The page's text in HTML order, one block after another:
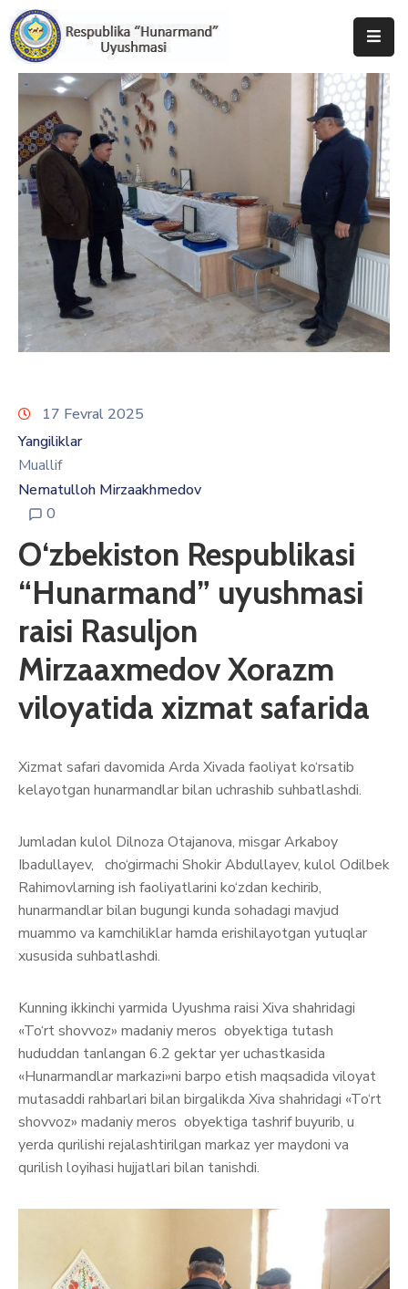
Bosh
Sahifa
Uyushma
Haqida
Tadbirlar
Milliy
Katalog
Matbuot
Xizmati
17 Fevral 2025
Yangiliklar
Muallif
Nematulloh Mirzaakhmedov
0
O‘zbekiston Respublikasi
“Hunarmand” uyushmasi
raisi Rasuljon
Mirzaaxmedov Xorazm
viloyatida xizmat safarida
Xizmat safari davomida Arda Xivada faoliyat ko‘rsatib
kelayotgan hunarmandlar bilan uchrashib suhbatlashdi.
Jumladan kulol Dilnoza Otajanova, misgar Arkaboy
Ibadullayev, cho‘girmachi Shokir Abdullayev, kulol Odilbek
Rahimovlarning ish faoliyatlarini ko‘zdan kechirib,
hunarmandlar bilan bugungi kunda sohadagi mavjud
muammo va kamchiliklar hamda erishilayotgan yutuqlar
xususida suhbatlashdi.
Kunning ikkinchi yarmida Uyushma raisi Xiva shahridagi
«To‘rt shovvoz» madaniy meros obyektiga tutash
hududdan tanlangan 6.2 gektar yer uchastkasida
«Hunarmandlar markazi»ni barpo etish maqsadida viloyat
mutasaddi rahbarlari bilan birgalikda Xiva shahridagi «To‘rt
shovvoz» madaniy meros obyektiga tashrif buyurib, u
yerda qurilishi rejalashtirilgan markaz yer maydoni va
qurilish loyihasi hujjatlari bilan tanishdi.